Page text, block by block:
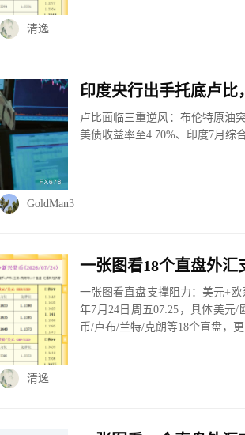
清逸
印度央行出手托底卢比
卢比面临三重逆风：布伦特原油
美债收益率至4.70%、印度7月综
GoldMan3
一张图看直盘支撑阻力：美元+
年7月24日周五07:25，具体美元
币/卢布/兰特/克朗等18个直盘，
清逸